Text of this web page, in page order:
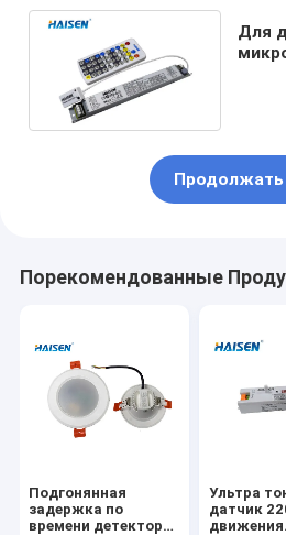
Для
Продолжать
Порекомендованные
Подгонянная
задержка по
времени детектора
Ультра
датчик
движения